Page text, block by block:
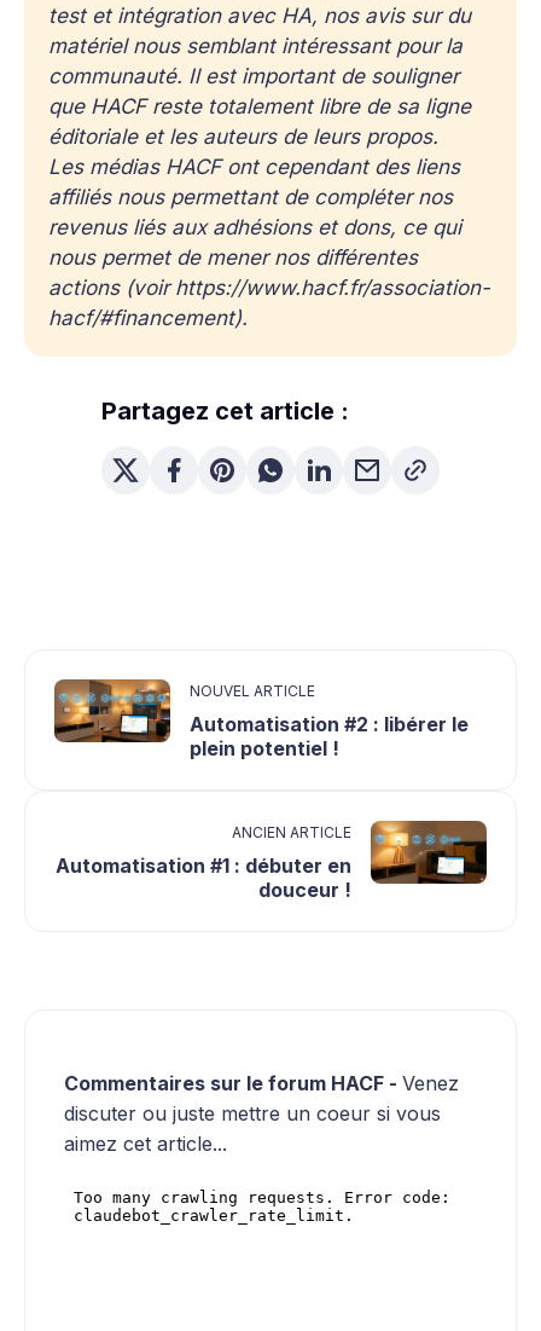
test et intégration avec HA, nos avis sur du
matériel nous semblant intéressant pour la
communauté. Il est important de souligner
que HACF reste totalement libre de sa ligne
éditoriale et les auteurs de leurs propos.
Les médias HACF ont cependant des liens
affiliés nous permettant de compléter nos
revenus liés aux adhésions et dons, ce qui
nous permet de mener nos différentes
actions (voir https://www.hacf.fr/association-
hacf/#financement).
Partagez cet article :
NOUVEL ARTICLE
Automatisation #2 : libérer le
plein potentiel !
ANCIEN ARTICLE
Automatisation #1 : débuter en
douceur !
Commentaires sur le forum HACF - Venez
discuter ou juste mettre un coeur si vous
aimez cet article...